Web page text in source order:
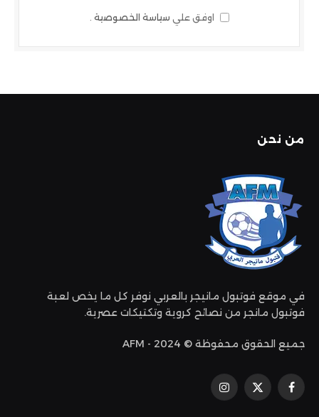
اوفق علي سياسة الخصوصية .
من نحن
في موقع فوتبول مانيجر بالعربي نوفر كل ما يخص لعبة
فوتبول مانجر من نصائح كروية وتكتيكات عصرية.
جميع الحقوق محفوظة © 2024 - AFM
فيسبوكإكس
الانستغرام